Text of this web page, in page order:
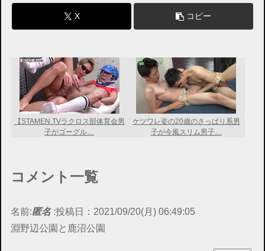
X コピー
【STAMEN.TVラクロス部体育会男
子がゴーグル…
ケツワレ姿の20歳のさっぱり系男
子が今風スリム男子…
コメント一覧
名前:匿名:投稿日：2021/09/20(月) 06:49:05
淵野辺公園と鹿沼公園